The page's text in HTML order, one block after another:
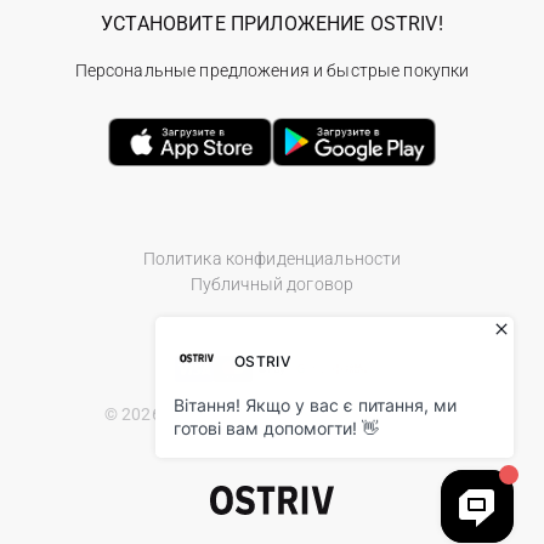
Политика конфиденциальности
Публичный договор
© 2026 Ostriv.ua Store. All Rights Reserved.
УСТАНОВИТЕ ПРИЛОЖЕНИЕ OSTRIV!
Персональные предложения и быстрые покупки